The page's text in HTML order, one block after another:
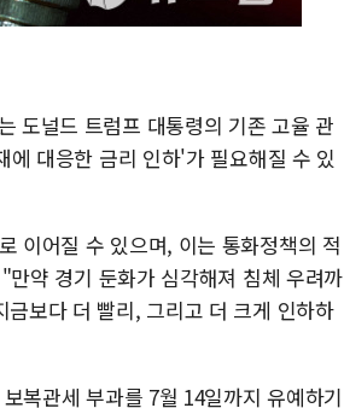
도널드 트럼프 대통령의 기존 고율 관
대응한 금리 인하'가 필요해질 수 있
이어질 수 있으며, 이는 통화정책의 적
약 경기 둔화가 심각해져 침체 우려까
보다 더 빨리, 그리고 더 크게 인하하
복관세 부과를 7월 14일까지 유예하기